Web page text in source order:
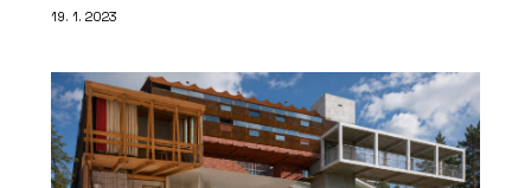
19. 1. 2023